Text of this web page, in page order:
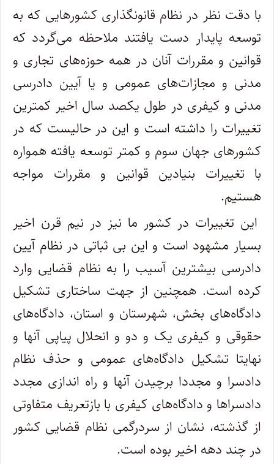
با دقت نظر در نظام قانونگذاری کشورهایی که به
توسعه پایدار دست یافتند ملاحظه می‌گردد که
قوانین و مقررات آنان در همه حوزه‌های تجاری و
مدنی و مجازات‌های عمومی و یا آیین دادرسی
مدنی و کیفری در طول یکصد سال اخیر کمترین
تغییرات را داشته است و این در حالیست که در
کشورهای جهان سوم و کمتر توسعه یافته همواره
با تغییرات بنیادین قوانین و مقررات مواجه
هستیم.
این تغییرات در کشور ما نیز در نیم قرن اخیر
بسیار مشهود است و این بی ثباتی در نظام آیین
دادرسی بیشترین آسیب را به نظام قضایی وارد
کرده است. همچنین از جهت ساختاری تشکیل
دادگاه‌های بخش، ‌شهرستان و استان، دادگاه‌های
حقوقی و کیفری یک و دو و انحلال پیاپی آنها و
نهایتا تشکیل دادگاه‌های عمومی و حذف نظام
دادسرا و مجددا برچیدن آنها و راه اندازی مجدد
دادسراها و دادگاه‌های کیفری با بازتعریف متفاوتی
از گذشته، نشان از سردرگمی نظام قضایی کشور
در چند دهه اخیر بوده است.